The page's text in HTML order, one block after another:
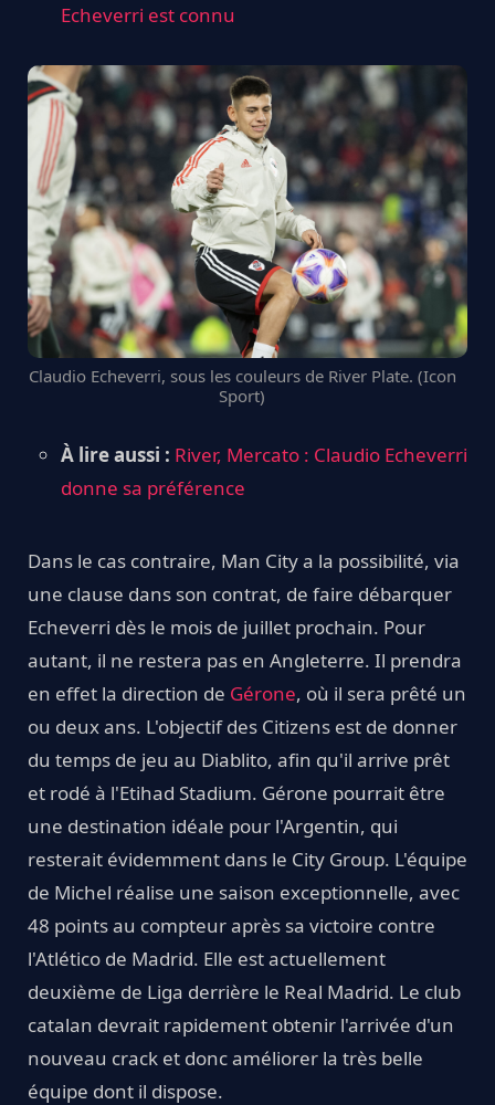
Echeverri est connu
Claudio Echeverri, sous les couleurs de River Plate. (Icon
Sport)
À lire aussi : River, Mercato : Claudio Echeverri
donne sa préférence
Dans le cas contraire, Man City a la possibilité, via
une clause dans son contrat, de faire débarquer
Echeverri dès le mois de juillet prochain. Pour
autant, il ne restera pas en Angleterre. Il prendra
en effet la direction de Gérone, où il sera prêté un
ou deux ans. L'objectif des Citizens est de donner
du temps de jeu au Diablito, afin qu'il arrive prêt
et rodé à l'Etihad Stadium. Gérone pourrait être
une destination idéale pour l'Argentin, qui
resterait évidemment dans le City Group. L'équipe
de Michel réalise une saison exceptionnelle, avec
48 points au compteur après sa victoire contre
l'Atlético de Madrid. Elle est actuellement
deuxième de Liga derrière le Real Madrid. Le club
catalan devrait rapidement obtenir l'arrivée d'un
nouveau crack et donc améliorer la très belle
équipe dont il dispose.